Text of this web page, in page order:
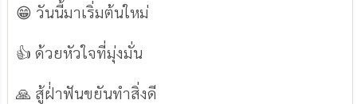
😁 วันนี้มาเริ่มต้นใหม่
👍 ด้วยหัวใจที่มุ่งมั่น
🙏 สู้ฝ่่าฟันขยันทำสิ่งดี